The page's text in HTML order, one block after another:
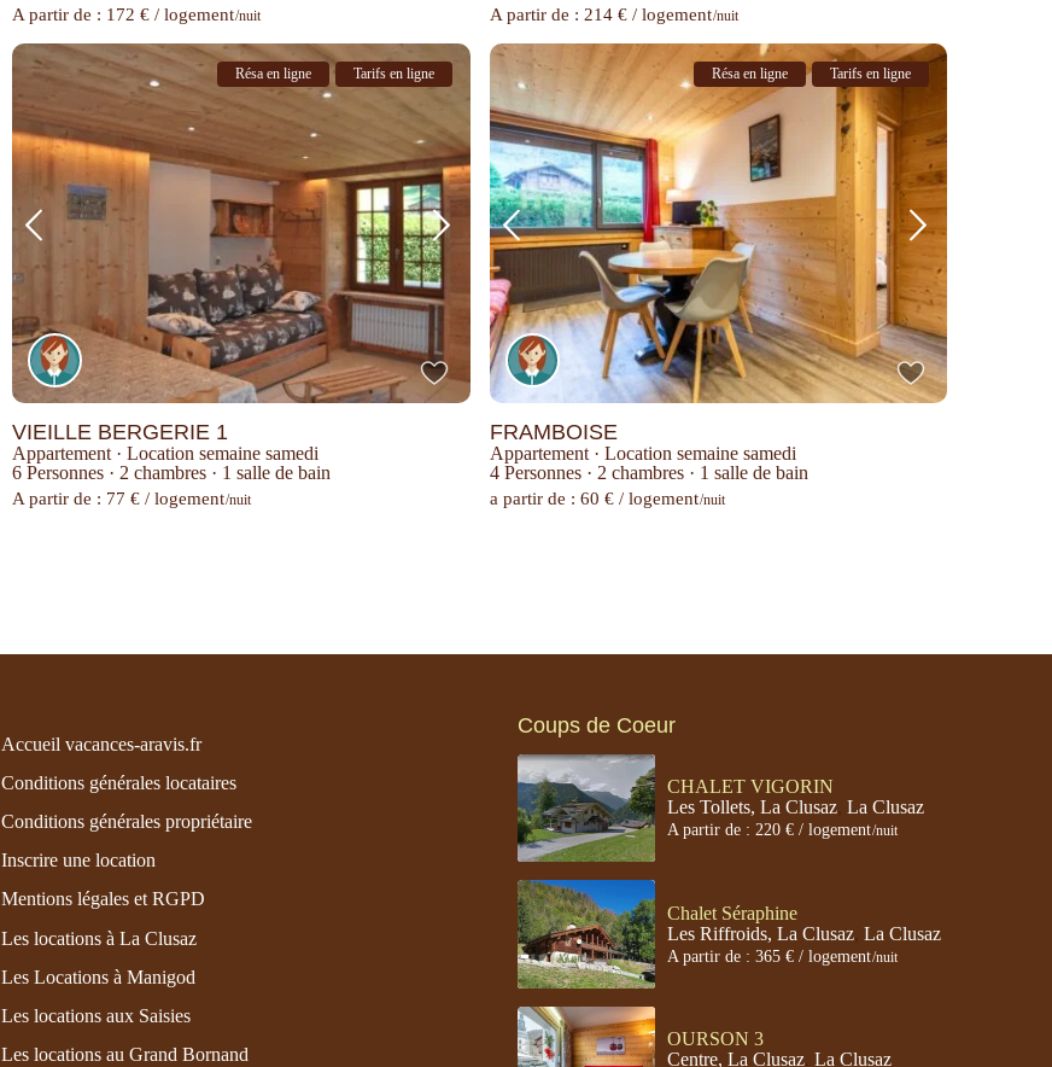
A partir de : 172 € / logement/nuit A partir de : 214 € / logement/nuit
Résa en ligne Tarifs en ligne
VIEILLE BERGERIE 1
Appartement · Location semaine samedi
6 Personnes · 2 chambres · 1 salle de bain
A partir de : 77 € / logement/nuit
Résa en ligne Tarifs en ligne
FRAMBOISE
Appartement · Location semaine samedi
4 Personnes · 2 chambres · 1 salle de bain
a partir de : 60 € / logement/nuit
Accueil vacances-aravis.fr
Conditions générales locataires
Conditions générales propriétaire
Inscrire une location
Mentions légales et RGPD
Les locations à La Clusaz
Les Locations à Manigod
Les locations aux Saisies
Les locations au Grand Bornand
Coups de Coeur
CHALET VIGORIN
Les Tollets, La Clusaz ,La Clusaz
A partir de : 220 € / logement/nuit
Chalet Séraphine
Les Riffroids, La Clusaz ,La Clusaz
A partir de : 365 € / logement/nuit
OURSON 3
Centre, La Clusaz ,La Clusaz